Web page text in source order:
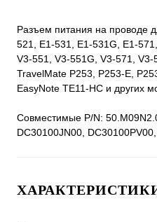
Разъем питания на проводе
521, E1-531, E1-531G, E1-
V3-551, V3-551G, V3-571,
TravelMate P253, P253-E,
EasyNote TE11-HC и других
Совместимые P/N:
DC30100JN00,